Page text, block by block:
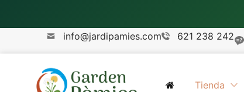
info@jardipamies.com
621 238 242
Tienda